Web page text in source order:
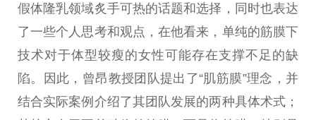
假体隆乳领域炙手可热的话题和选择，同时也表达
了一些个人思考和观点，在他看来，单纯的筋膜下
技术对于体型较瘦的女性可能存在支撑不足的缺
陷。因此，曾昂教授团队提出 了“肌筋膜”理念，并
结合实际案例介绍了其团队发展的两种具体术式；